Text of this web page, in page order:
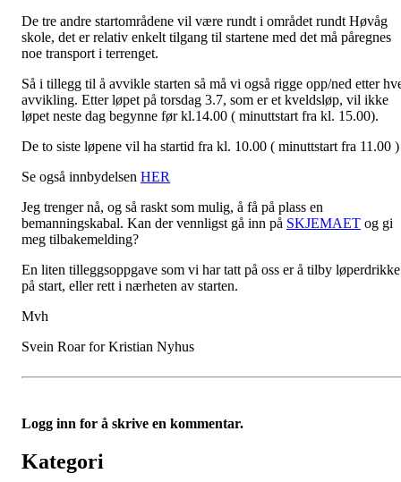
De tre andre startområdene vil være rundt i området rundt Høvåg
skole, det er relativ enkelt tilgang til startene med det må påregnes
noe transport i terrenget.
Så i tillegg til å avvikle starten så må vi også rigge opp/ned etter
avvikling. Etter løpet på torsdag 3.7, som er et kveldsløp, vil ikke
løpet neste dag begynne før kl.14.00 ( minuttstart fra kl. 15.00).
De to siste løpene vil ha startid fra kl. 10.00 ( minuttstart fra 11.00 )
Se også innbydelsen HER
Jeg trenger nå, og så raskt som mulig, å få på plass en
bemanningskabal. Kan der vennligst gå inn på SKJEMAET og gi
meg tilbakemelding?
En liten tilleggsoppgave som vi har tatt på oss er å tilby løperdrikke
på start, eller rett i nærheten av starten.
Mvh
Svein Roar for Kristian Nyhus
Logg inn for å skrive en kommentar.
Kategori